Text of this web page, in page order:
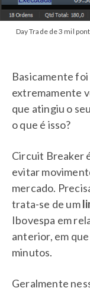
Day Trade de 3 mil
Basicamente foi
extremamente
que atingiu o seu
o que é isso?
Circuit Breaker
evitar
mercado.
trata-se de um
Ibovespa em
anterior, em
minutos.
Geralmente